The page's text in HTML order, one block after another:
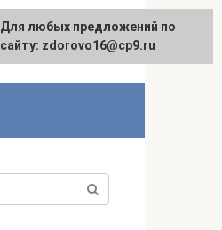
English
Для любых предложений по
сайту: zdorovo16@cp9.ru